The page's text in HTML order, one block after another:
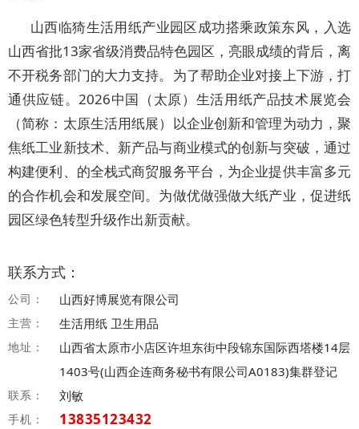
山西临猗生活用纸产业园区成功搭乘政策东风，入选
山西省批13家省级消费品特色园区，亮眼成绩的背后，离
不开税务部门的大力支持。为了帮助企业对接上下游，打
通供应链。2026中国（太原）生活用纸产品技术展览会
（简称：太原生活用纸展）以企业创新和管理为动力，聚
焦纸工业新技术、新产品与商业模式的创新与突破，通过
构建便利、的全栈式商贸服务平台，为企业提供丰富多元
的合作机会和发展空间。为做优做强做大纸产业，促进纸
园区绿色转型升级作出新贡献。
联系方式：
公司： 山西好博展览有限公司
主营： 生活用纸 卫生用品
地址：
山西省太原市小店区许坦东街中段锦东国际西塔楼14层
1403号(山西企连商务秘书有限公司A0183)集群登记
联系： 刘敏
手机： 13835123432